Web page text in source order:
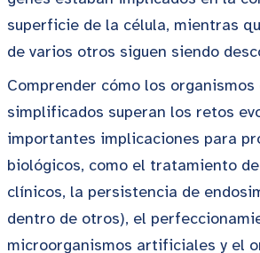
superficie de la célula, mientras
de varios otros siguen siendo
Comprender cómo los organismos
simplificados superan los retos
importantes implicaciones para
biológicos, como el tratamiento
clínicos, la persistencia de
dentro de otros), el
microorganismos artificiales y el